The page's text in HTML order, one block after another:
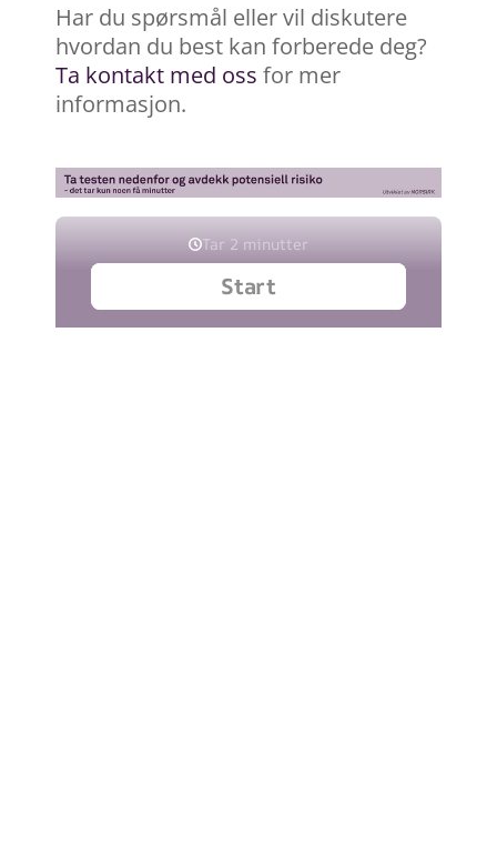
Har du spørsmål eller vil diskutere
hvordan du best kan forberede deg?
Ta kontakt med oss for mer
informasjon.